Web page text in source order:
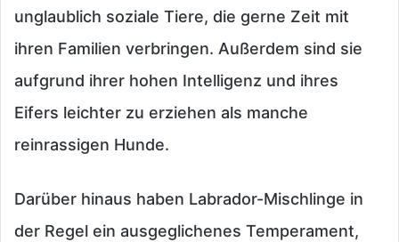
unglaublich soziale Tiere, die gerne Zeit mit
ihren Familien verbringen. Außerdem sind sie
aufgrund ihrer hohen Intelligenz und ihres
Eifers leichter zu erziehen als manche
reinrassigen Hunde.
Darüber hinaus haben Labrador-Mischlinge in
der Regel ein ausgeglichenes Temperament,